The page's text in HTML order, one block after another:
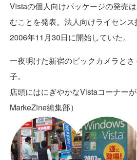
Vistaの個人向けパッケージの発売
むことを発表。法人向けライセン
2006年11月30日に開始していた。
一夜明けた新宿のビックカメラと
子。
店頭にはにぎやかなVistaコーナーが
MarkeZine編集部）